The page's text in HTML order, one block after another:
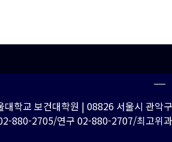
대학교 보건대학원 | 08826 서울시 관악
880-2705/연구 02-880-2707/최고